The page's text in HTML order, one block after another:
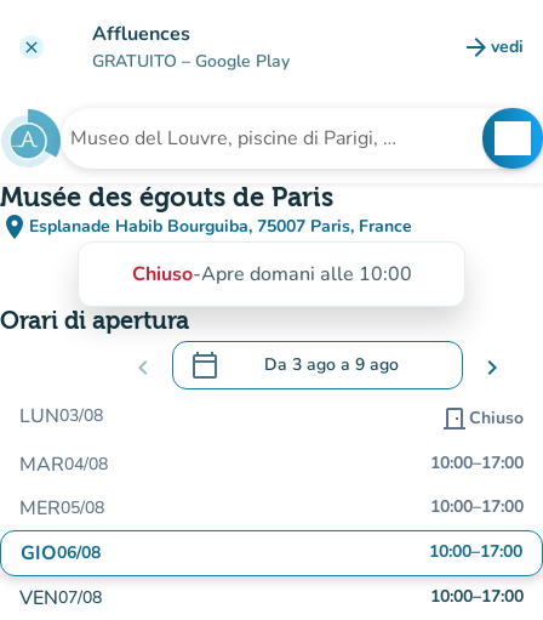
clear Affluences
GRATUITO – Google Play arrow_forward vedi
Cerca una struttura
Musée des égouts de Paris
place Esplanade Habib Bourguiba, 75007 Paris, France
(apri in Google Maps)
(nuova scheda)
Chiuso-Apre domani alle 10:00
Orari di apertura
chevron_left calendar_today Da 3 ago a 9 ago
.Aprire il calendario per modificare le
chevron_right
LUN03/08 door_front Chiuso
MAR04/08 10:00–17:00
MER05/08 10:00–17:00
GIO06/08 10:00–17:00
VEN07/08 10:00–17:00